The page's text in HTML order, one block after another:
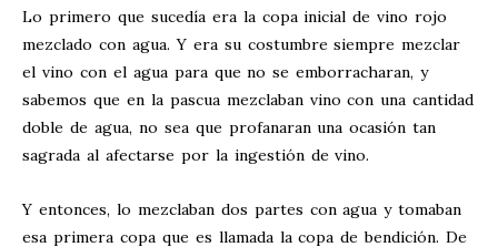
Lo primero que sucedía era la copa inicial de vino rojo
mezclado con agua. Y era su costumbre siempre mezclar
el vino con el agua para que no se emborracharan, y
sabemos que en la pascua mezclaban vino con una cantidad
doble de agua, no sea que profanaran una ocasión tan
sagrada al afectarse por la ingestión de vino.
Y entonces, lo mezclaban dos partes con agua y tomaban
esa primera copa que es llamada la copa de bendición. De